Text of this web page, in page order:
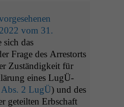
vom 31.
sich das
Frage des Arrestorts
Zuständigkeit für
eines LugÜ-
2 LugÜ) und des
geteilten Erbschaft